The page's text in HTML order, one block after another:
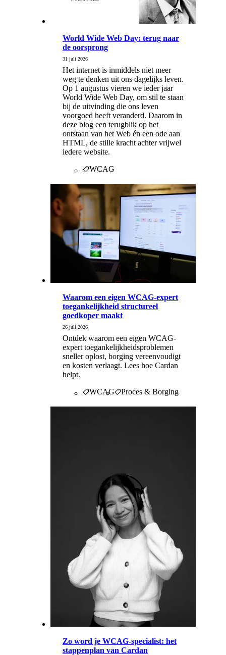
World Wide Web Day: terug naar
de oorsprong
31 juli 2026
Het internet is inmiddels niet meer
weg te denken uit ons dagelijks leven.
Op 1 augustus vieren we ieder jaar
World Wide Web Day, om stil te staan
bij de uitvinding die ons leven
voorgoed heeft veranderd. Daarom in
deze blog een terugblik op het
ontstaan van het Web én een ode aan
HTML, de stille kracht achter vrijwel
iedere website.
WCAG
Waarom een eigen WCAG-expert
toegankelijkheid structureel
goedkoper maakt
26 juli 2026
Ontdek waarom een eigen WCAG-
expert toegankelijkheidsproblemen
sneller oplost, borging vereenvoudigt
en kosten verlaagt. Lees hoe Cardan
helpt.
WCAG
Proces & Borging
Zo word je WCAG-specialist: het
stappenplan van Cardan